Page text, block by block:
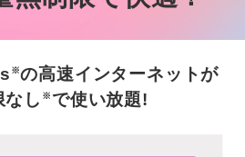
※の高速インターネットが
なし ※ で使い放題!